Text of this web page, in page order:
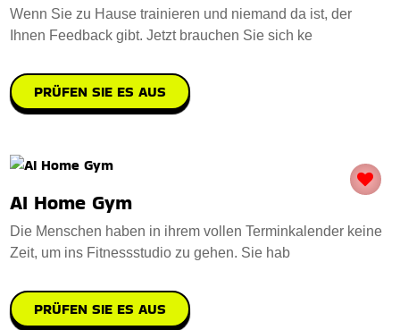
Wenn Sie zu Hause trainieren und niemand da ist, der
Ihnen Feedback gibt. Jetzt brauchen Sie sich ke
PRÜFEN SIE ES AUS
AI Home Gym
Die Menschen haben in ihrem vollen Terminkalender keine
Zeit, um ins Fitnessstudio zu gehen. Sie hab
PRÜFEN SIE ES AUS